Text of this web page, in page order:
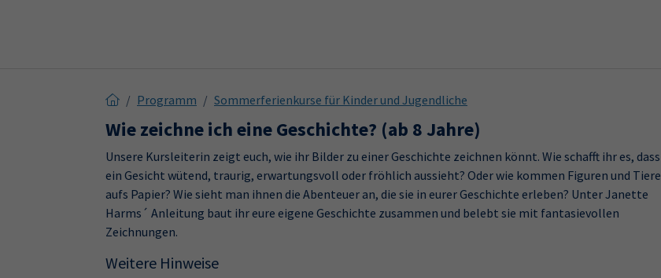
Programm Sommerferienkurse für Kinder und Jugendliche
Wie zeichne ich eine Geschichte? (ab 8 Jahre)
Unsere Kursleiterin zeigt euch, wie ihr Bilder zu einer Geschichte zeichnen könnt. Wie schafft ihr es, dass
ein Gesicht wütend, traurig, erwartungsvoll oder fröhlich aussieht? Oder wie kommen Figuren und Tiere
aufs Papier? Wie sieht man ihnen die Abenteuer an, die sie in eurer Geschichte erleben? Unter Janette
Harms´ Anleitung baut ihr eure eigene Geschichte zusammen und belebt sie mit fantasievollen
Zeichnungen.
Weitere Hinweise